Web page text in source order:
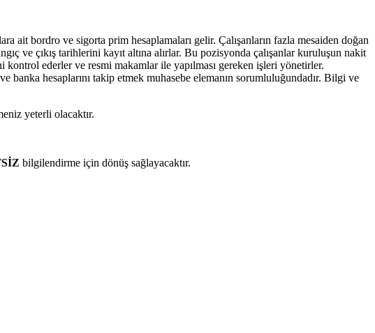
ait bordro ve sigorta prim hesaplamaları gelir. Çalışanların fazla mesaiden doğan
ve çıkış tarihlerini kayıt altına alırlar. Bu pozisyonda çalışanlar kuruluşun nakit
ederler ve resmi makamlar ile yapılması gereken işleri yönetirler.
hesaplarını takip etmek muhasebe elemanın sorumluluğundadır. Bilgi ve
yeterli olacaktır.
bilgilendirme için dönüş sağlayacaktır.